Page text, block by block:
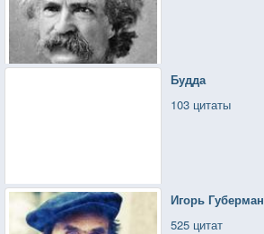
Будда
103 цитаты
Игорь Губерман
525 цитат